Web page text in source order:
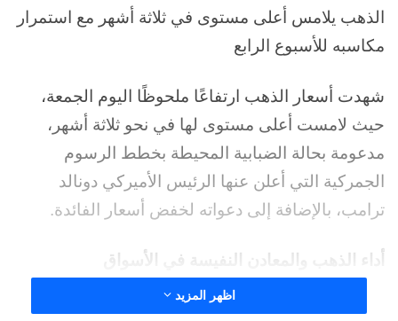
الذهب يلامس أعلى مستوى في ثلاثة أشهر مع استمرار
مكاسبه للأسبوع الرابع
شهدت أسعار الذهب ارتفاعًا ملحوظًا اليوم الجمعة،
حيث لامست أعلى مستوى لها في نحو ثلاثة أشهر،
مدعومة بحالة الضبابية المحيطة بخطط الرسوم
الجمركية التي أعلن عنها الرئيس الأميركي دونالد
ترامب، بالإضافة إلى دعواته لخفض أسعار الفائدة.
أداء الذهب والمعادن النفيسة في الأسواق
وارتفعت أسعار الذهب في المعاملات الفورية بنسبة
اظهر المزيد